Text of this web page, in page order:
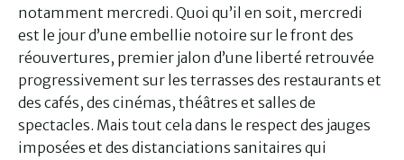
notamment mercredi. Quoi qu’il en soit, mercredi
est le jour d’une embellie notoire sur le front des
réouvertures, premier jalon d’une liberté retrouvée
progressivement sur les terrasses des restaurants et
des cafés, des cinémas, théâtres et salles de
spectacles. Mais tout cela dans le respect des jauges
imposées et des distanciations sanitaires qui